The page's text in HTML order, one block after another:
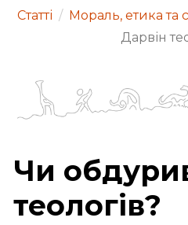
Статті / Мораль, етика та
Дарвін
Чи
теологів?